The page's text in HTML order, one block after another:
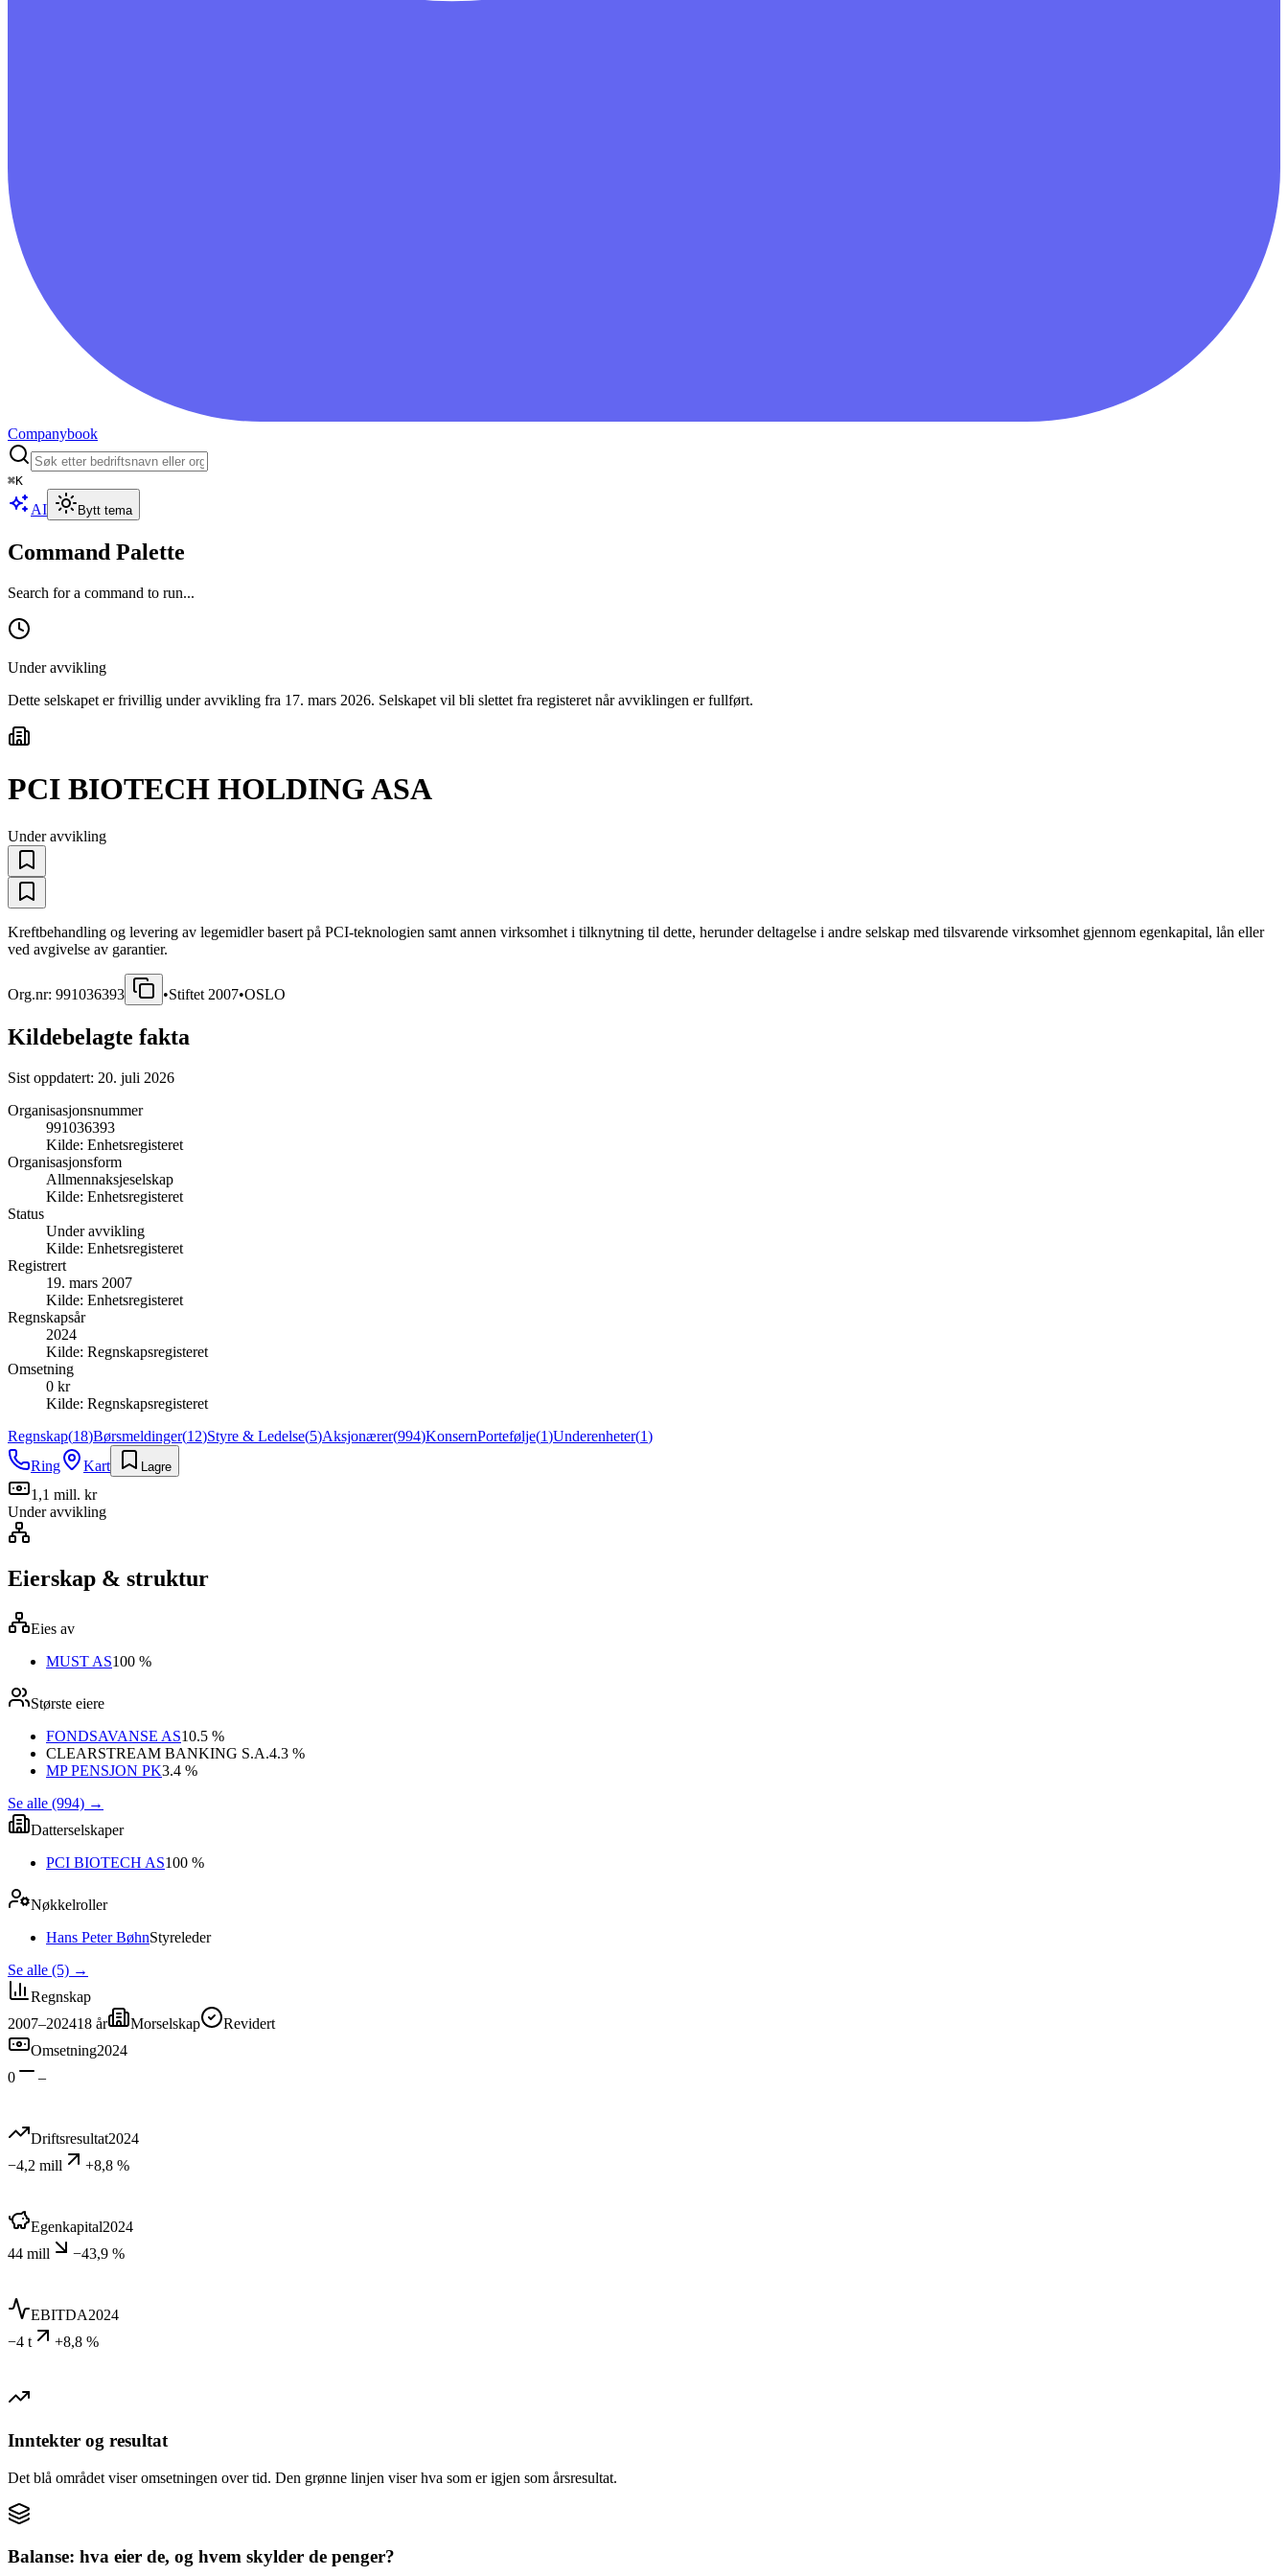
Companybook
⌘K
AI Bytt tema
Command Palette
Search for a command to run...
Under avvikling
Dette selskapet er frivillig under avvikling fra 17. mars 2026. Selskapet vil bli slettet fra registeret når avviklingen er fullført.
PCI BIOTECH HOLDING ASA
Under avvikling
Kreftbehandling og levering av legemidler basert på PCI-teknologien samt annen virksomhet i tilknytning til dette, herunder deltagelse i andre selskap med tilsvarende virksomhet gjennom egenkapital, lån eller
ved avgivelse av garantier.
Org.nr: 991036393 •Stiftet 2007•OSLO
Kildebelagte fakta
Sist oppdatert: 20. juli 2026
Organisasjonsnummer
991036393
Kilde: Enhetsregisteret
Organisasjonsform
Allmennaksjeselskap
Kilde: Enhetsregisteret
Status
Under avvikling
Kilde: Enhetsregisteret
Registrert
19. mars 2007
Kilde: Enhetsregisteret
Regnskapsår
2024
Kilde: Regnskapsregisteret
Omsetning
0 kr
Kilde: Regnskapsregisteret
Regnskap(18)Børsmeldinger(12)Styre & Ledelse(5)Aksjonærer(994)KonsernPortefølje(1)Underenheter(1)
Ring
Kart Lagre
1,1 mill. kr
Under avvikling
Eierskap & struktur
Eies av
MUST AS100 %
Største eiere
FONDSAVANSE AS10.5 %
CLEARSTREAM BANKING S.A.4.3 %
MP PENSJON PK3.4 %
Se alle (994) →
Datterselskaper
PCI BIOTECH AS100 %
Nøkkelroller
Hans Peter BøhnStyreleder
Se alle (5) →
Regnskap
2007–202418 år Morselskap
Revidert
Omsetning2024
0
–
Driftsresultat2024
−4,2 mill
+8,8 %
Egenkapital2024
44 mill
−43,9 %
EBITDA2024
−4 t
+8,8 %
Inntekter og resultat
Det blå området viser omsetningen over tid. Den grønne linjen viser hva som er igjen som årsresultat.
Balanse: hva eier de, og hvem skylder de penger?